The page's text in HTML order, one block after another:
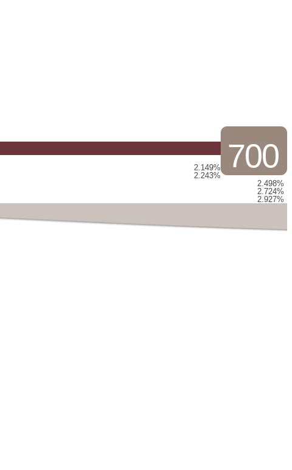
700
2.149%
2.243%
2.498%
2.724%
2.927%